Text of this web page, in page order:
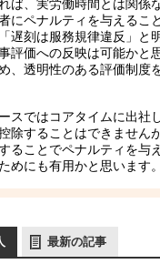
ば、実労働時間とは関係
にペナルティを与えるこ
遅刻は服務規律違反」と
評価への反映は可能かと
、透明性のある評価制度
スではコアタイムに出社
除することはできません
ることでペナルティを与
めにも有用かと思います。
最新の記事